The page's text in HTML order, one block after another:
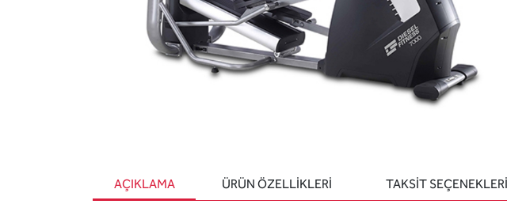
AÇIKLAMA ÜRÜN ÖZELLIKLERI TAKSİT SEÇENEKLERİ